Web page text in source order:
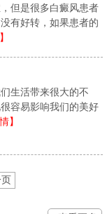
是很多白癜风患者
有好转，如果患者的
生活带来很大的不
容易影响我们的美好
】